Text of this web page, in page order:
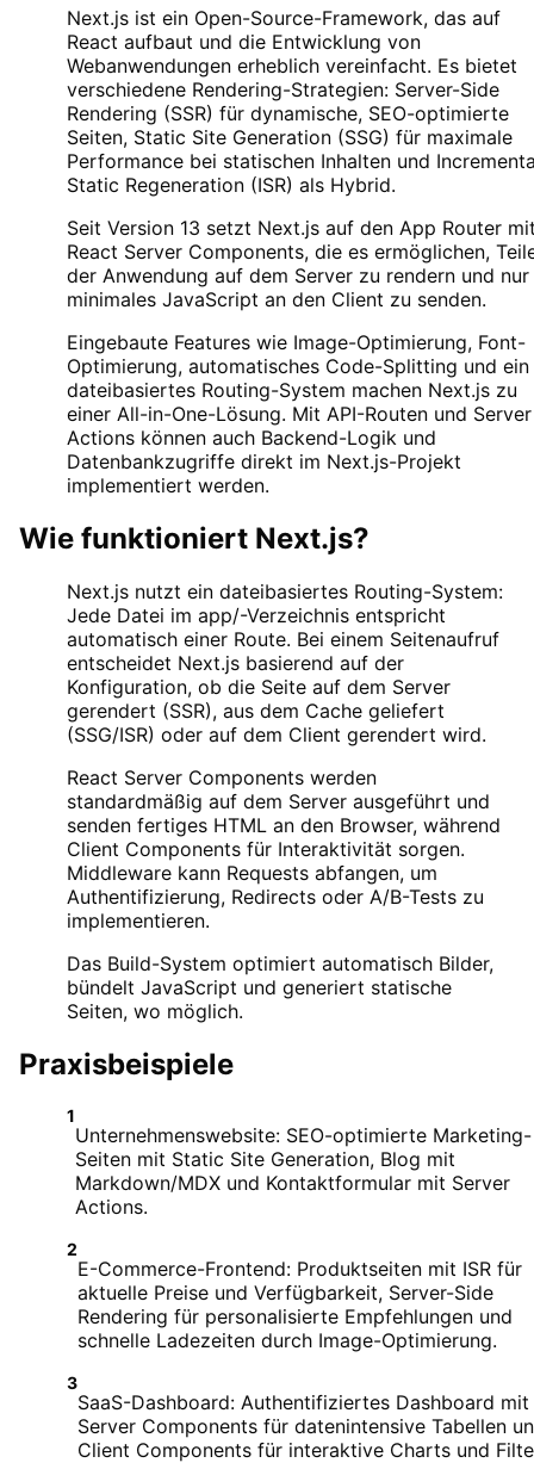
Next.js ist ein Open-Source-Framework, das auf
React aufbaut und die Entwicklung von
Webanwendungen erheblich vereinfacht. Es bietet
verschiedene Rendering-Strategien: Server-Side
Rendering (SSR) für dynamische, SEO-optimierte
Seiten, Static Site Generation (SSG) für maximale
Performance bei statischen Inhalten und
Static Regeneration (ISR) als Hybrid.
Seit Version 13 setzt Next.js auf den App Router
React Server Components, die es ermöglichen,
der Anwendung auf dem Server zu rendern und nur
minimales JavaScript an den Client zu senden.
Eingebaute Features wie Image-Optimierung, Font-
Optimierung, automatisches Code-Splitting und ein
dateibasiertes Routing-System machen Next.js zu
einer All-in-One-Lösung. Mit API-Routen und Server
Actions können auch Backend-Logik und
Datenbankzugriffe direkt im Next.js-Projekt
implementiert werden.
Wie funktioniert Next.js?
Next.js nutzt ein dateibasiertes Routing-System:
Jede Datei im app/-Verzeichnis entspricht
automatisch einer Route. Bei einem Seitenaufruf
entscheidet Next.js basierend auf der
Konfiguration, ob die Seite auf dem Server
gerendert (SSR), aus dem Cache geliefert
(SSG/ISR) oder auf dem Client gerendert wird.
React Server Components werden
standardmäßig auf dem Server ausgeführt und
senden fertiges HTML an den Browser, während
Client Components für Interaktivität sorgen.
Middleware kann Requests abfangen, um
Authentifizierung, Redirects oder A/B-Tests zu
implementieren.
Das Build-System optimiert automatisch Bilder,
bündelt JavaScript und generiert statische
Seiten, wo möglich.
Praxisbeispiele
1
Unternehmenswebsite: SEO-optimierte Marketing-
Seiten mit Static Site Generation, Blog mit
Markdown/MDX und Kontaktformular mit Server
Actions.
2
E-Commerce-Frontend: Produktseiten mit ISR für
aktuelle Preise und Verfügbarkeit, Server-Side
Rendering für personalisierte Empfehlungen und
schnelle Ladezeiten durch Image-Optimierung.
3
SaaS-Dashboard: Authentifiziertes Dashboard mit
Server Components für datenintensive Tabellen
Client Components für interaktive Charts und